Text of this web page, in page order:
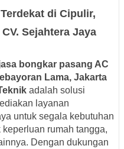
di Cipulir,
Sejahtera Jaya
bongkar pasang AC
Lama, Jakarta
adalah solusi
layanan
untuk segala kebutuhan
rumah tangga,
Dengan dukungan